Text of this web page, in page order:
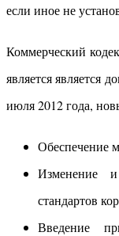
если иное не
Коммерческий
является является
июля 2012 года,
Обеспечение
Изменение
стандартов
Введение